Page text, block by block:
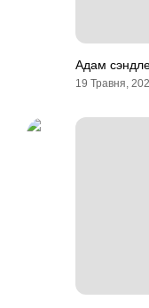
Адам
19 Травня,